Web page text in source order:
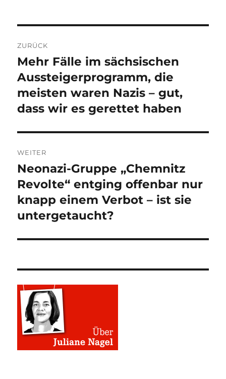
ZURÜCK
Vorheriger
Beitrag:
Mehr Fälle im sächsischen
Aussteigerprogramm, die
meisten waren Nazis – gut,
dass wir es gerettet haben
WEITER
Nächster
Beitrag:
Neonazi-Gruppe „Chemnitz
Revolte“ entging offenbar nur
knapp einem Verbot – ist sie
untergetaucht?